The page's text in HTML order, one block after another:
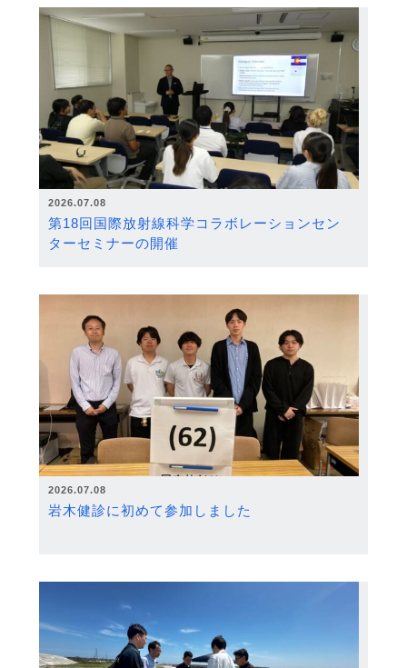
2026.07.08
第18回国際放射線科学コラボレーションセン
ターセミナーの開催
2026.07.08
岩木健診に初めて参加しました